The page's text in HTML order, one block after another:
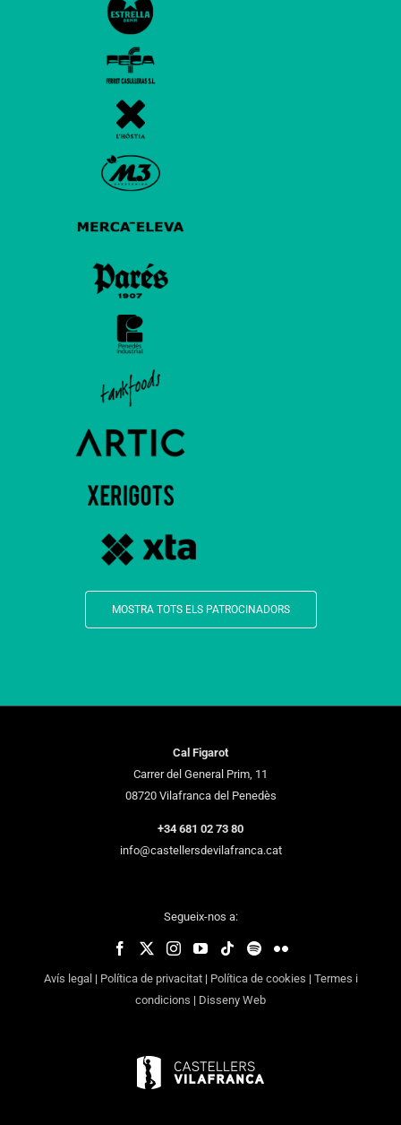
MOSTRA TOTS ELS PATROCINADORS
Cal Figarot
Carrer del General Prim, 11
08720 Vilafranca del Penedès
+34 681 02 73 80
info@castellersdevilafranca.cat
Segueix-nos a:
Avís legal | Política de privacitat| Política de cookies | Termes i
condicions | Disseny Web